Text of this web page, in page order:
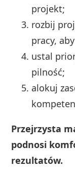
projekt;
rozbij
pracy,
ustal
pilność;
alokuj
Przejrzysta
podnosi
rezultatów.